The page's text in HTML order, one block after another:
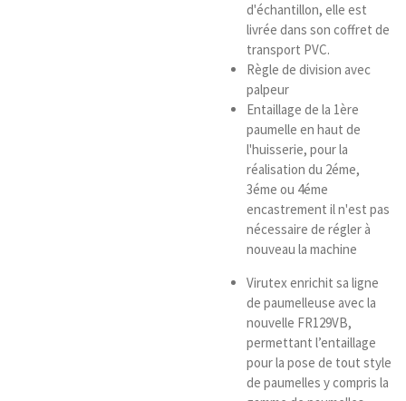
d'échantillon, elle est
livrée dans son coffret de
transport PVC.
Règle de division avec
palpeur
Entaillage de la 1ère
paumelle en haut de
l'huisserie, pour la
réalisation du 2éme,
3éme ou 4éme
encastrement il n'est pas
nécessaire de régler à
nouveau la machine
Virutex enrichit sa ligne
de paumelleuse avec la
nouvelle FR129VB,
permettant l’entaillage
pour la pose de tout style
de paumelles y compris la